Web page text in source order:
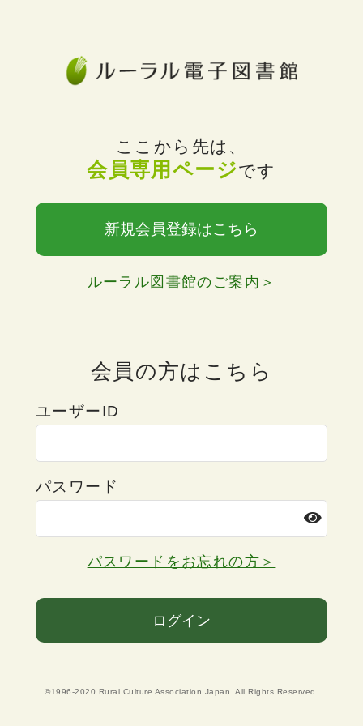
ここから先は、
会員専用ページです
新規会員登録はこちら
ルーラル図書館のご案内＞
会員の方はこちら
ユーザーID
パスワード
パスワードをお忘れの方＞
ログイン
©1996-2020 Rural Culture Association Japan. All Rights Reserved.